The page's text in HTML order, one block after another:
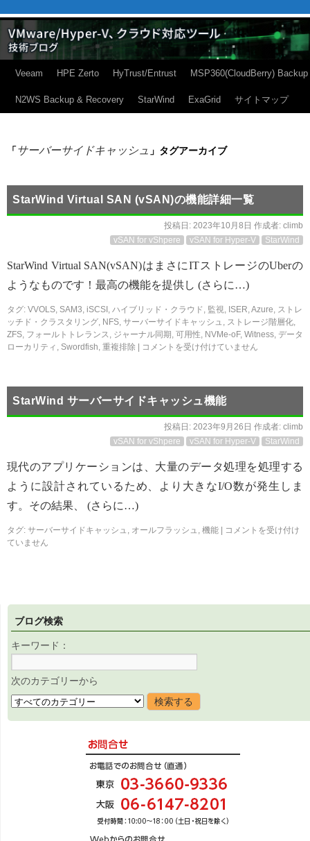
Veeam HPE Zerto HyTrust/Entrust MSP360(CloudBerry) Backup
N2WS Backup & Recovery StarWind ExaGrid サイトマップ
「サーバーサイドキャッシュ 」タグアーカイブ
StarWind Virtual SAN (vSAN)の機能詳細一覧
投稿日: 2023年10月8日 作成者: climb
vSAN for vShpere
vSAN for Hyper-V StarWind
StarWind Virtual SAN(vSAN)はまさにITストレージのUberの
ようなものです！最高の機能を提供し (さらに…)
タグ: VVOLS, SAM3, iSCSI , ハイブリッド・クラウド, 監視, ISER,Azure, ストレ
ッチド・クラスタリング, NFS, サーバーサイドキャッシュ , ストレージ階層化,
ZFS, フォールトトレランス, ジャーナル同期 , 可用性, NVMe-oF, Witness, データ
ローカリティ , Swordfish, 重複排除 コメントを受け付けていません
StarWind サーバーサイドキャッシュ機能
投稿日: 2023年9月26日 作成者: climb
vSAN for vShpere
vSAN for Hyper-V StarWind
現代のアプリケーションは、大量のデータ処理を処理する
ように設計されているため、より大きなI/O数が発生しま
す。その結果、 (さらに…)
タグ: サーバーサイドキャッシュ , オールフラッシュ , 機能
コメントを受け付け
ていません
ブログ検索
キーワード：
次のカテゴリーから